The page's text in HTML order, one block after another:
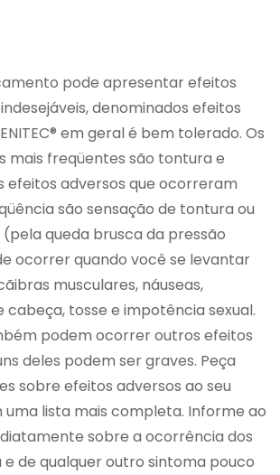
pode apresentar efeitos
denominados efeitos
em geral é bem tolerado. Os
mais freqüentes são tontura e
efeitos adversos que ocorreram
são sensação de tontura ou
queda brusca da pressão
ocorrer quando você se levantar
musculares, náuseas,
cabeça, tosse e impotência sexual.
podem ocorrer outros efeitos
deles podem ser graves. Peça
sobre efeitos adversos ao seu
uma lista mais completa. Informe ao
sobre a ocorrência dos
de qualquer outro sintoma pouco